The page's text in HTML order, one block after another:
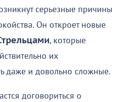
серьезные причины
Он откроет новые
, которые
их
даже и довольно сложные.
договориться о